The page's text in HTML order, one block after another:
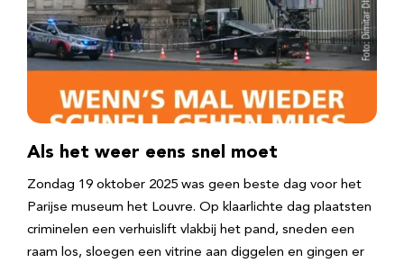
Als het weer eens snel moet
Zondag 19 oktober 2025 was geen beste dag voor het
Parijse museum het Louvre. Op klaarlichte dag plaatsten
criminelen een verhuislift vlakbij het pand, sneden een
raam los, sloegen een vitrine aan diggelen en gingen er